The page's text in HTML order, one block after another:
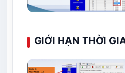
GIỚI HẠN THỜI